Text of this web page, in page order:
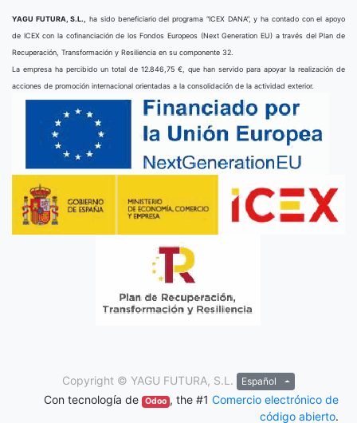
YAGU FUTURA, S.L.,
ha sido beneficiario del programa “ICEX DANA”, y ha contado con el apoyo
de ICEX con la cofinanciación de los Fondos Europeos (Next Generation EU) a través del Plan de
Recuperación, Transformación y Resiliencia en su componente 32.
La empresa ha percibido un total de 12.846,75 €, que han servido para apoyar la realización de
acciones de promoción internacional orientadas a la consolidación de la actividad exterior.
Copyright © YAGU FUTURA, S.L. Español
Con tecnología de Odoo , the #1 Comercio electrónico de
código abierto.